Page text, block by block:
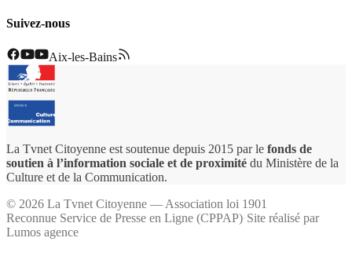
Suivez-nous
Aix-les-Bains
La Tvnet Citoyenne est soutenue depuis 2015 par le fonds de
soutien à l’information sociale et de proximité du Ministère de la
Culture et de la Communication.
© 2026 La Tvnet Citoyenne — Association loi 1901
Reconnue Service de Presse en Ligne (CPPAP)·Site réalisé par
Lumos agence